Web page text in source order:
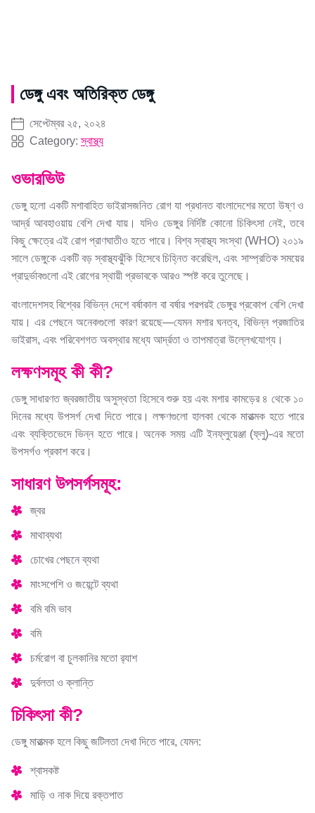
ডেঙ্গু এবং অতিরিক্ত ডেঙ্গু
সেপ্টেম্বর ২৫, ২০২৪
Category:স্বাস্থ্য
ওভারভিউ
ডেঙ্গু হলো একটি মশাবাহিত ভাইরাসজনিত রোগ যা প্রধানত বাংলাদেশের মতো উষ্ণ ও
আর্দ্র আবহাওয়ায় বেশি দেখা যায়। যদিও ডেঙ্গুর নির্দিষ্ট কোনো চিকিৎসা নেই, তবে
কিছু ক্ষেত্রে এই রোগ প্রাণঘাতীও হতে পারে। বিশ্ব স্বাস্থ্য সংস্থা (WHO) ২০১৯
সালে ডেঙ্গুকে একটি বড় স্বাস্থ্যঝুঁকি হিসেবে চিহ্নিত করেছিল, এবং সাম্প্রতিক সময়ের
প্রাদুর্ভাবগুলো এই রোগের স্থায়ী প্রভাবকে আরও স্পষ্ট করে তুলেছে।
বাংলাদেশসহ বিশ্বের বিভিন্ন দেশে বর্ষাকাল বা বর্ষার পরপরই ডেঙ্গুর প্রকোপ বেশি দেখা
যায়। এর পেছনে অনেকগুলো কারণ রয়েছে—যেমন মশার ঘনত্ব, বিভিন্ন প্রজাতির
ভাইরাস, এবং পরিবেশগত অবস্থার মধ্যে আর্দ্রতা ও তাপমাত্রা উল্লেখযোগ্য।
লক্ষণসমূহ কী কী?
ডেঙ্গু সাধারণত জ্বরজাতীয় অসুস্থতা হিসেবে শুরু হয় এবং মশার কামড়ের ৪ থেকে ১০
দিনের মধ্যে উপসর্গ দেখা দিতে পারে। লক্ষণগুলো হালকা থেকে মারাত্মক হতে পারে
এবং ব্যক্তিভেদে ভিন্ন হতে পারে। অনেক সময় এটি ইনফ্লুয়েঞ্জা (ফ্লু)-এর মতো
উপসর্গও প্রকাশ করে।
সাধারণ উপসর্গসমূহ:
জ্বর
মাথাব্যথা
চোখের পেছনে ব্যথা
মাংসপেশি ও জয়েন্টে ব্যথা
বমি বমি ভাব
বমি
চর্মরোগ বা চুলকানির মতো র‍্যাশ
দুর্বলতা ও ক্লান্তি
চিকিৎসা কী?
ডেঙ্গু মারাত্মক হলে কিছু জটিলতা দেখা দিতে পারে, যেমন:
শ্বাসকষ্ট
মাড়ি ও নাক দিয়ে রক্তপাত